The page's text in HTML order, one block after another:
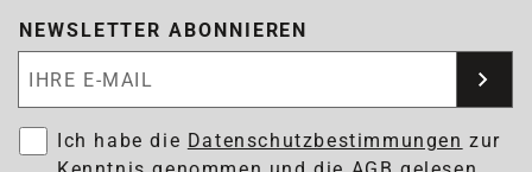
NEWSLETTER ABONNIEREN
Ich habe die Datenschutzbestimmungen zur